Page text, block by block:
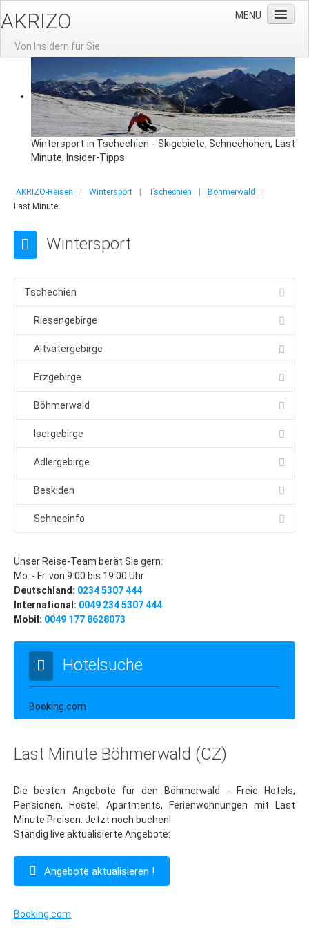
AKRIZO
Von Insidern für Sie
MENU
News
Gruppenreisen
Gruppenreisen nach Prag
Aktuelle Angebote
Reisevorschlag: 3-Tage-Prag
Gruppenreisen-Restaurants
Moldausschiffahrt
4-Tage-in-Prag
Gruppenreisen nach Hamburg
Reisevorschlag: 3-Tage-Hamburg
Aktuelle Angebote: Gruppenreise Hamburg
Kontakt: Ihre Reise-Anfrage
Städte
Hotel-Tipps
Lastminute
Budapest
Budapest: Insider-Tipps
Essen in Budapest
Ostern
Wintersport
Riesengebirge
Last Minute
Harrachov
Wintersport in Tschechien - Skigebiete, Schneehöhen, Last
Minute, Insider-Tipps
AKRIZO-Reisen | Wintersport | Tschechien | Böhmerwald
|
Last Minute
Wintersport
Tschechien
Riesengebirge
Altvatergebirge
Erzgebirge
Böhmerwald
Isergebirge
Adlergebirge
Beskiden
Schneeinfo
Unser Reise-Team berät Sie gern:
Mo. - Fr. von 9:00 bis 19:00 Uhr
Deutschland: 0234 5307 444
International: 0049 234 5307 444
Mobil: 0049 177 8628073
Hotelsuche
Booking.com
Last Minute Böhmerwald (CZ)
Die besten Angebote für den Böhmerwald - Freie Hotels,
Pensionen, Hostel, Apartments, Ferienwohnungen mit Last
Minute Preisen. Jetzt noch buchen!
Ständig live aktualisierte Angebote:
Angebote aktualisieren !
Booking.com